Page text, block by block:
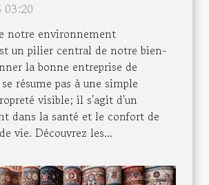
03:20
notre environnement
un pilier central de notre bien-
la bonne entreprise de
résume pas à une simple
visible; il s'agit d'un
dans la santé et le confort de
vie. Découvrez les...